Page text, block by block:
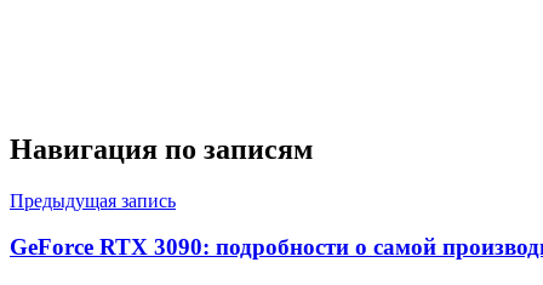
Навигация по записям
Предыдущая запись
GeForce RTX 3090: подробности о самой